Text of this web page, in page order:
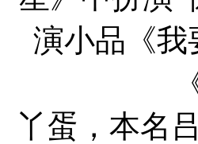
演小品《我
丫蛋，本名